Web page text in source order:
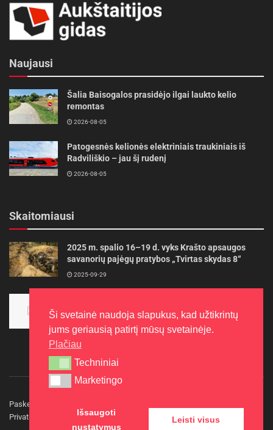
Naujausi
Šalia Baisogalos prasidėjo ilgai laukto kelio
remontas
2026-08-05
Patogesnės kelionės elektriniais traukiniais iš
Radviliškio – jau šį rudenį
2026-08-05
Skaitomiausi
2025 m. spalio 16–19 d. vyks Krašto apsaugos
savanorių pajėgų pratybos „Tvirtas skydas 8“
2025-09-29
aukso
2015-10-30
Paskelbkite naujieną
Privatumo politika
Kontaktai
Ši svetainė naudoja slapukus, kad užtikrintų
jums geriausią patirtį mūsų svetainėje.
Plačiau
Techniniai
Techniniai
Marketingo
Marketingo
Išsaugoti
nustatymus
Leisti visus